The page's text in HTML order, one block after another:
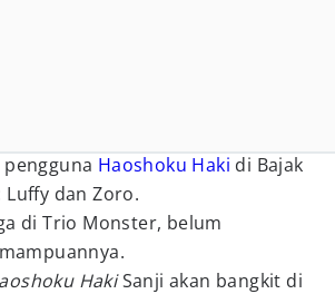
Haoshoku Haki di Bajak
Luffy dan Zoro.
di Trio Monster, belum
HakiSanji akan bangkit di